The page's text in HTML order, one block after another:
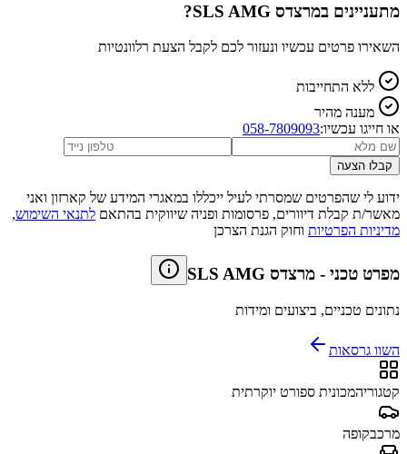
מתעניינים במרצדס SLS AMG ?
השאירו פרטים עכשיו ונעזור לכם לקבל הצעת רלוונטיות
ללא התחייבות
מענה מהיר
או חייגו עכשיו:058-7809093
קבלו הצעה
ידוע לי שהפרטים שמסרתי לעיל ייכללו במאגרי המידע של קארזון ואני
מאשר/ת קבלת דיוורים, פרסומות ופניה שיווקית בהתאם לתנאי השימוש,
מדיניות הפרטיות וחוק הגנת הצרכן
מפרט טכני - מרצדס SLS AMG
נתונים טכניים, ביצועים ומידות
השוו גרסאות
קטגוריהמכונית ספורט יוקרתית
מרכבקופה